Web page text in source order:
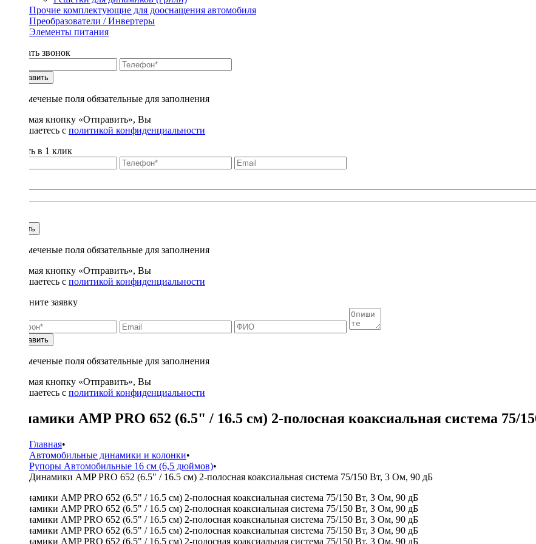
Прочие комплектующие для дооснащения автомобиля
Преобразователи / Инвертеры
Элементы питания
Заказать звонок
Отправить
* - отмеченые поля обязательные для заполнения
Нажимая кнопку «Отправить», Вы
соглашаетесь с политикой конфиденциальности
Купить в 1 клик
Купить
* - отмеченые поля обязательные для заполнения
Нажимая кнопку «Отправить», Вы
соглашаетесь с политикой конфиденциальности
Заполните заявку
Отправить
* - отмеченые поля обязательные для заполнения
Нажимая кнопку «Отправить», Вы
соглашаетесь с политикой конфиденциальности
Динамики AMP PRO 652 (6.5" / 16.5 см) 2-полосная коаксиальная система 75/
Главная•
Автомобильные динамики и колонки•
Рупоры Автомобильные 16 см (6,5 дюймов)•
Динамики AMP PRO 652 (6.5" / 16.5 см) 2-полосная коаксиальная система 75/150 Вт, 3 Ом, 90 дБ